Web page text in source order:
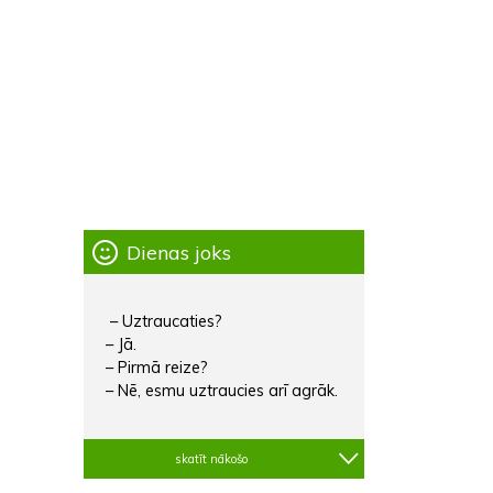
Dienas joks
– Uztraucaties?
– Jā.
– Pirmā reize?
– Nē, esmu uztraucies arī agrāk.
skatīt nākošo